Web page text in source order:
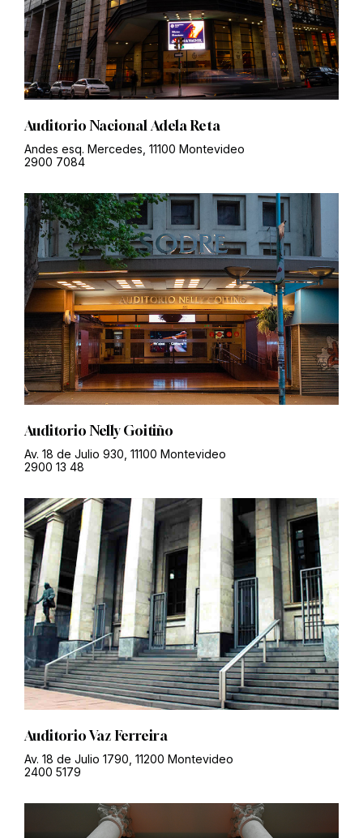
Auditorio Nacional Adela Reta
Andes esq. Mercedes, 11100 Montevideo
2900 7084
Auditorio Nelly Goitiño
Av. 18 de Julio 930, 11100 Montevideo
2900 13 48
Auditorio Vaz Ferreira
Av. 18 de Julio 1790, 11200 Montevideo
2400 5179